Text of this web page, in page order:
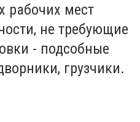
рабочих мест
не требующие
- подсобные
грузчики.